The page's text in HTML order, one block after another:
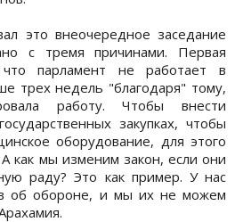
это внеочередное заседание
с тремя причинами. Первая
парламент не работает в
трех недель "благодаря" тому,
работу. Чтобы внести
закупках, чтобы
оборудование, для этого
как мы изменим закон, если они
раду? Это как пример. У нас
об обороне, и мы их не можем